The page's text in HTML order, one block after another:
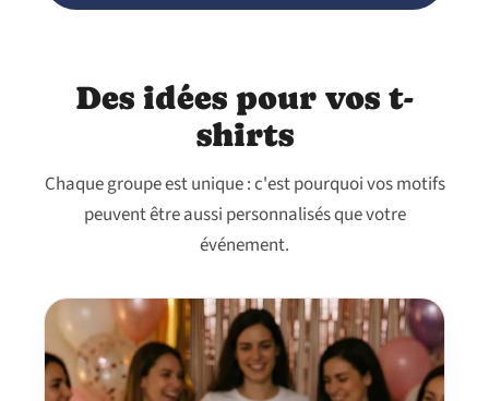
Des idées pour vos t-
shirts
Chaque groupe est unique : c'est pourquoi vos motifs
peuvent être aussi personnalisés que votre
événement.